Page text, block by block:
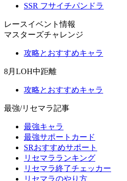
SSR フサイチパンドラ
レースイベント情報
マスターズチャレンジ
攻略とおすすめキャラ
8月LOH中距離
攻略とおすすめキャラ
最強/リセマラ記事
最強キャラ
最強サポートカード
SRおすすめサポート
リセマラランキング
リセマラ終了チェッカー
リセマラのやり方